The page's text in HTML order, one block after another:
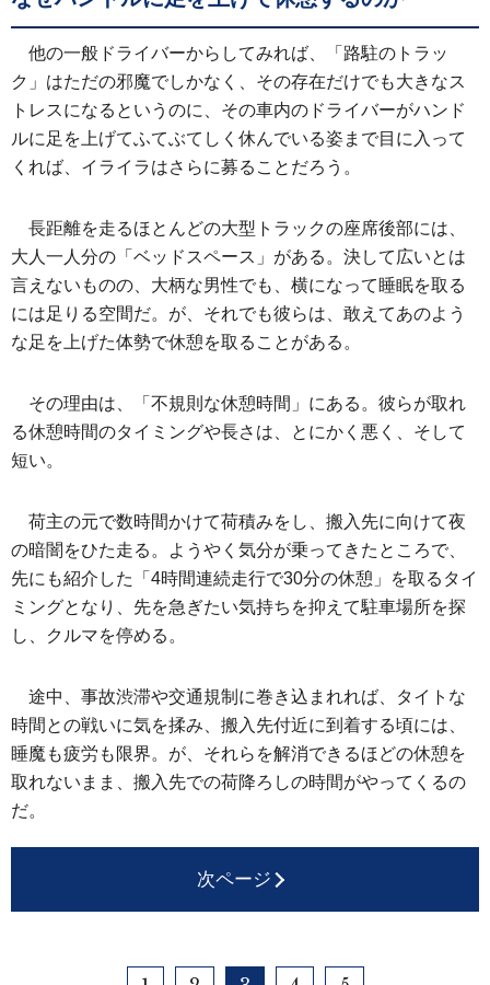
他の一般ドライバーからしてみれば、「路駐のトラッ
ク」はただの邪魔でしかなく、その存在だけでも大きなス
トレスになるというのに、その車内のドライバーがハンド
ルに足を上げてふてぶてしく休んでいる姿まで目に入って
くれば、イライラはさらに募ることだろう。
長距離を走るほとんどの大型トラックの座席後部には、
大人一人分の「ベッドスペース」がある。決して広いとは
言えないものの、大柄な男性でも、横になって睡眠を取る
には足りる空間だ。が、それでも彼らは、敢えてあのよう
な足を上げた体勢で休憩を取ることがある。
その理由は、「不規則な休憩時間」にある。彼らが取れ
る休憩時間のタイミングや長さは、とにかく悪く、そして
短い。
荷主の元で数時間かけて荷積みをし、搬入先に向けて夜
の暗闇をひた走る。ようやく気分が乗ってきたところで、
先にも紹介した「4時間連続走行で30分の休憩」を取るタイ
ミングとなり、先を急ぎたい気持ちを抑えて駐車場所を探
し、クルマを停める。
途中、事故渋滞や交通規制に巻き込まれれば、タイトな
時間との戦いに気を揉み、搬入先付近に到着する頃には、
睡魔も疲労も限界。が、それらを解消できるほどの休憩を
取れないまま、搬入先での荷降ろしの時間がやってくるの
だ。
次ページ